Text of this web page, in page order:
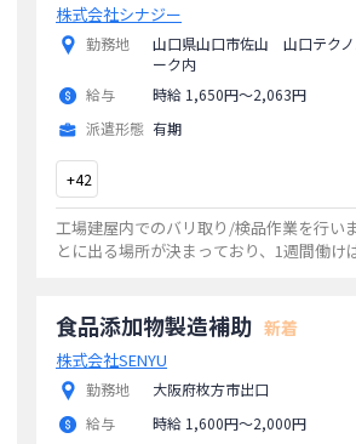
株式会社シナジー
勤務地
山口県山口市佐山 山口テク
ーク内
給与
時給 1,650円〜2,063円
派遣形態 有期
+42
工場建屋内でのバリ取り/検品作業を行い
とに出る場所が決まっており、1週間働け
食品添加物製造補助 新着
株式会社SENYU
勤務地
大阪府枚方市出口
給与
時給 1,600円〜2,000円